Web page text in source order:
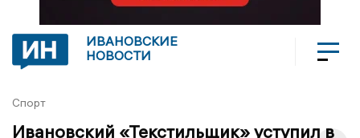
ИВАНОВСКИЕ
НОВОСТИ
Спорт
Ивановский «Текстильщик» уступил в